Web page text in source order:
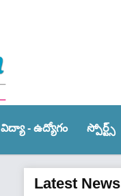
విద్యా - ఉద్యోగం స్పోర్ట్స్‌
Latest News